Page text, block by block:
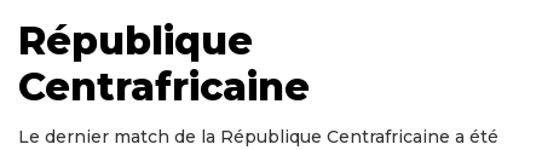
République
Centrafricaine
Le dernier match de la République Centrafricaine a été